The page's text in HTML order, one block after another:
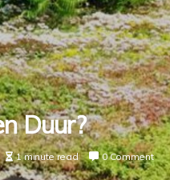
Duur?
1 minute read 0 Comment